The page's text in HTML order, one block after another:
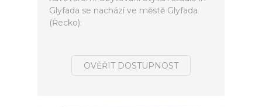
Glyfada se nachází ve městě Glyfada
(Řecko).
OVĚŘIT DOSTUPNOST